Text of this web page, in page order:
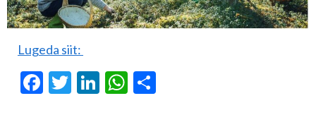
Lugeda siit:
Facebook
Twitter
LinkedIn
WhatsApp